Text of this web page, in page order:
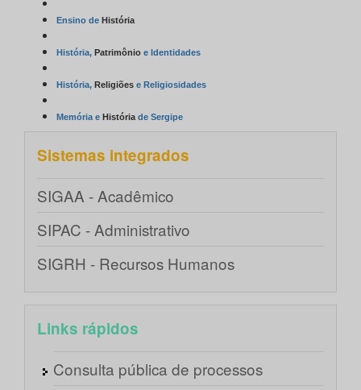
Ensino de História
História, Patrimônio e Identidades
História, Religiões e Religiosidades
Memória e História de Sergipe
Sistemas integrados
SIGAA - Acadêmico
SIPAC - Administrativo
SIGRH - Recursos Humanos
Links rápidos
Consulta pública de processos